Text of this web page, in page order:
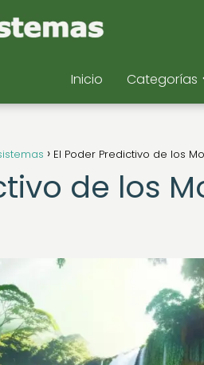
Inicio Categorías
El Poder Predictivo de los
de los